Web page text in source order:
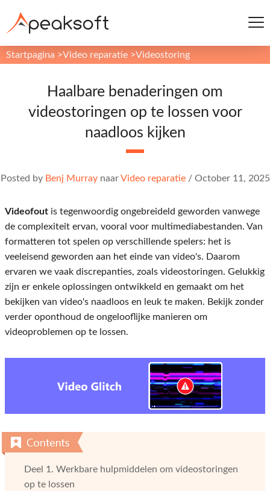
Startpagina >Video reparatie >Videostoring
Haalbare benaderingen om
videostoringen op te lossen voor
naadloos kijken
Posted by Benj MurraynaarVideo reparatie/ October 11, 2025
Videofout is tegenwoordig ongebreideld geworden vanwege
de complexiteit ervan, vooral voor multimediabestanden. Van
formatteren tot spelen op verschillende spelers: het is
veeleisend geworden aan het einde van video's. Daarom
ervaren we vaak discrepanties, zoals videostoringen. Gelukkig
zijn er enkele oplossingen ontwikkeld en gemaakt om het
bekijken van video's naadloos en leuk te maken. Bekijk zonder
verder oponthoud de ongelooflijke manieren om
videoproblemen op te lossen.
Deel 1. Werkbare hulpmiddelen om videostoringen
op te lossen